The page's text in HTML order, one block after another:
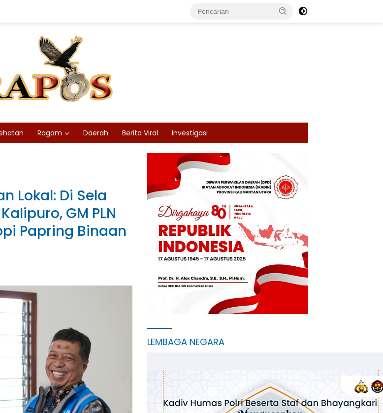
Ragam Daerah Berita Viral Investigasi
Lokal: Di Sela
GM PLN
Papring Binaan
LEMBAGA NEGARA